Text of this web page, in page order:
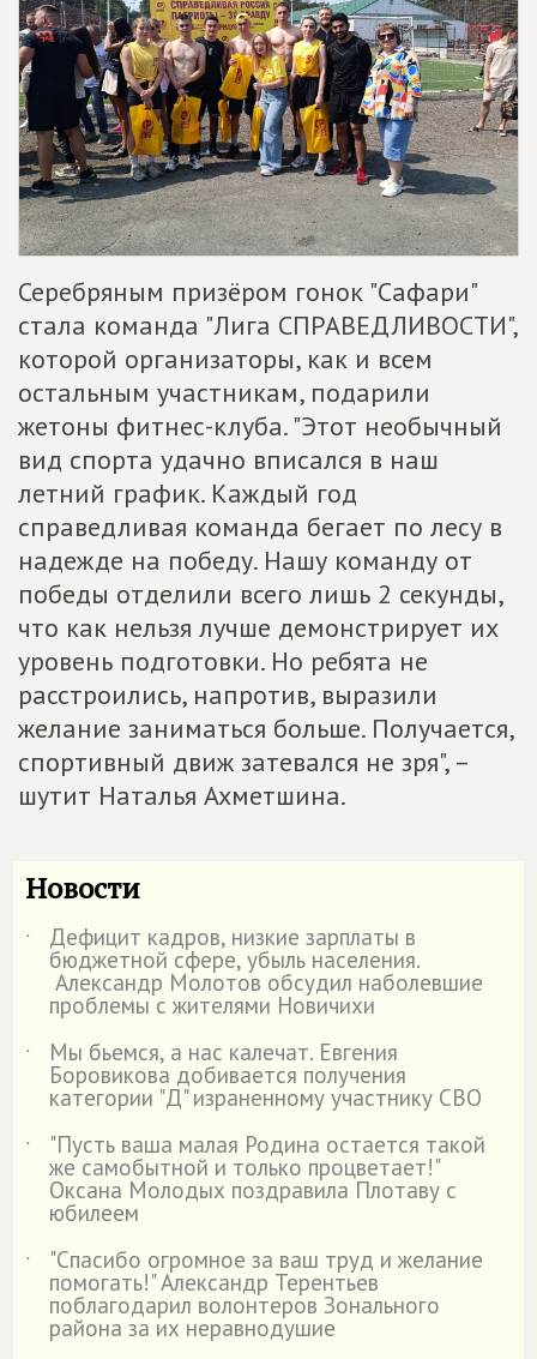
Серебряным призёром гонок "Сафари"
стала команда "Лига СПРАВЕДЛИВОСТИ",
которой организаторы, как и всем
остальным участникам, подарили
жетоны фитнес-клуба. "Этот необычный
вид спорта удачно вписался в наш
летний график. Каждый год
справедливая команда бегает по лесу в
надежде на победу. Нашу команду от
победы отделили всего лишь 2 секунды,
что как нельзя лучше демонстрирует их
уровень подготовки. Но ребята не
расстроились, напротив, выразили
желание заниматься больше. Получается,
спортивный движ затевался не зря", –
шутит Наталья Ахметшина.
Новости
˙ Дефицит кадров, низкие зарплаты в
бюджетной сфере, убыль населения.
Александр Молотов обсудил наболевшие
проблемы с жителями Новичихи
˙
Мы бьемся, а нас калечат. Евгения
Боровикова добивается получения
категории "Д" израненному участнику СВО
˙
"Пусть ваша малая Родина остается такой
же самобытной и только процветает!"
Оксана Молодых поздравила Плотаву с
юбилеем
˙
"Спасибо огромное за ваш труд и желание
помогать!" Александр Терентьев
поблагодарил волонтеров Зонального
района за их неравнодушие